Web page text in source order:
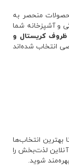
منحصر به
و آشپزخانه شما
ظروف کریستال و
انتخاب شده‌اند
انتخاب‌ها
آنلاین لذت‌بخش را
شوید.